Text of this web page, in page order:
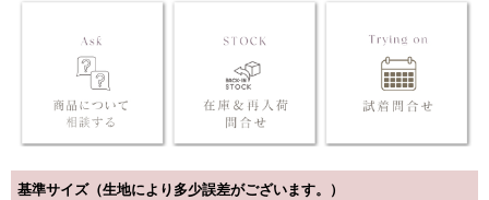
基準サイズ（生地により多少誤差がございます。）